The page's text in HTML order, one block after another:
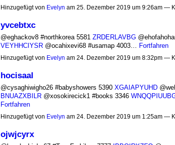
Hinzugefügt von Evelyn am 25. Dezember 2019 um 9:26am —
yvcebtxc
@eghackov8 #northkorea 5581 ZRDERLAVBG
VEYHHCIYSR@ocahixevi68 #usamap 4003… Fortfahren
Hinzugefügt von Evelyn am 24. Dezember 2019 um 8:32pm —
hocisaal
@cysaghiwigho26 #babyshowers 5390 XGAIAPYUHD
BNUAZXBILR@xosokirecick1 #books 3346
Fortfahren
Hinzugefügt von Evelyn am 24. Dezember 2019 um 1:25am —
ojwjcyrx